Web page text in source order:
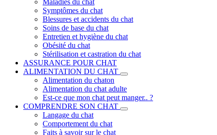
Maladies du chat
Symptômes du chat
Blessures et accidents du chat
Soins de base du chat
Entretien et hygiène du chat
Obésité du chat
Stérilisation et castration du chat
ASSURANCE POUR CHAT
ALIMENTATION DU CHAT
Alimentation du chaton
Alimentation du chat adulte
Est-ce que mon chat peut manger.. ?
COMPRENDRE SON CHAT
Langage du chat
Comportement du chat
Faits à savoir sur le chat